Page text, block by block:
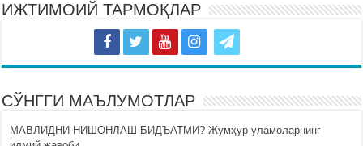
ИЖТИМОИЙ ТАРМОҚЛАР
СЎНГГИ МАЪЛУМОТЛАР
МАВЛИДНИ НИШОНЛАШ БИДЪАТМИ? Жумҳур уламоларнинг